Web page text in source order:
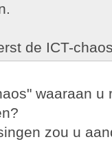
de ICT-
waaraan
zou u